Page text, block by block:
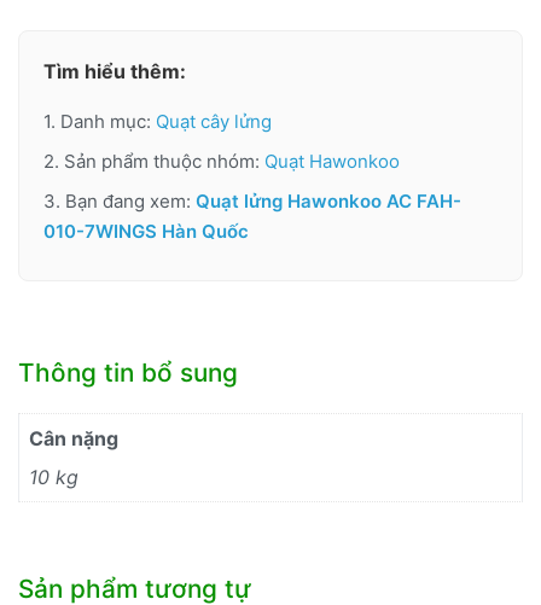
Tìm hiểu thêm:
1. Danh mục: Quạt cây lửng
2. Sản phẩm thuộc nhóm: Quạt Hawonkoo
3. Bạn đang xem: Quạt lửng Hawonkoo AC FAH-
010-7WINGS Hàn Quốc
Thông tin bổ sung
Cân nặng
10 kg
Sản phẩm tương tự